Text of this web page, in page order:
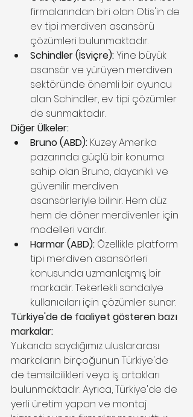
firmalarından biri olan Otis'in de
ev tipi merdiven asansörü
çözümleri bulunmaktadır.
Schindler (İsviçre): Yine büyük
asansör ve yürüyen merdiven
sektöründe önemli bir oyuncu
olan Schindler, ev tipi çözümler
de sunmaktadır.
Diğer Ülkeler:
Bruno (ABD): Kuzey Amerika
pazarında güçlü bir konuma
sahip olan Bruno, dayanıklı ve
güvenilir merdiven
asansörleriyle bilinir. Hem düz
hem de döner merdivenler için
modelleri vardır.
Harmar (ABD): Özellikle platform
tipi merdiven asansörleri
konusunda uzmanlaşmış bir
markadır. Tekerlekli sandalye
kullanıcıları için çözümler sunar.
Türkiye'de de faaliyet gösteren bazı
markalar:
Yukarıda saydığımız uluslararası
markaların birçoğunun Türkiye'de
de temsilcilikleri veya iş ortakları
bulunmaktadır. Ayrıca, Türkiye'de de
yerli üretim yapan ve montaj